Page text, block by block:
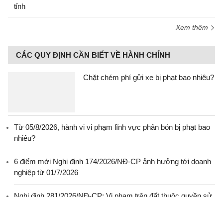
tỉnh
Xem thêm
CÁC QUY ĐỊNH CẦN BIẾT VỀ HÀNH CHÍNH
Chặt chém phí gửi xe bị phạt bao nhiêu?
Từ 05/8/2026, hành vi vi phạm lĩnh vực phân bón bị phạt bao
nhiêu?
6 điểm mới Nghị định 174/2026/NĐ-CP ảnh hưởng tới doanh
nghiệp từ 01/7/2026